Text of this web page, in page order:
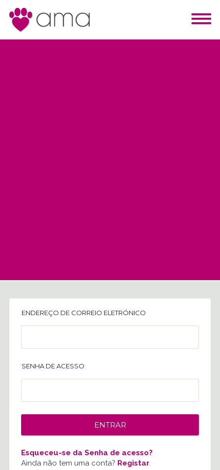
ENDEREÇO DE CORREIO ELETRÓNICO
SENHA DE ACESSO
Esqueceu-se da Senha de acesso?
Ainda não tem uma conta? Registar.